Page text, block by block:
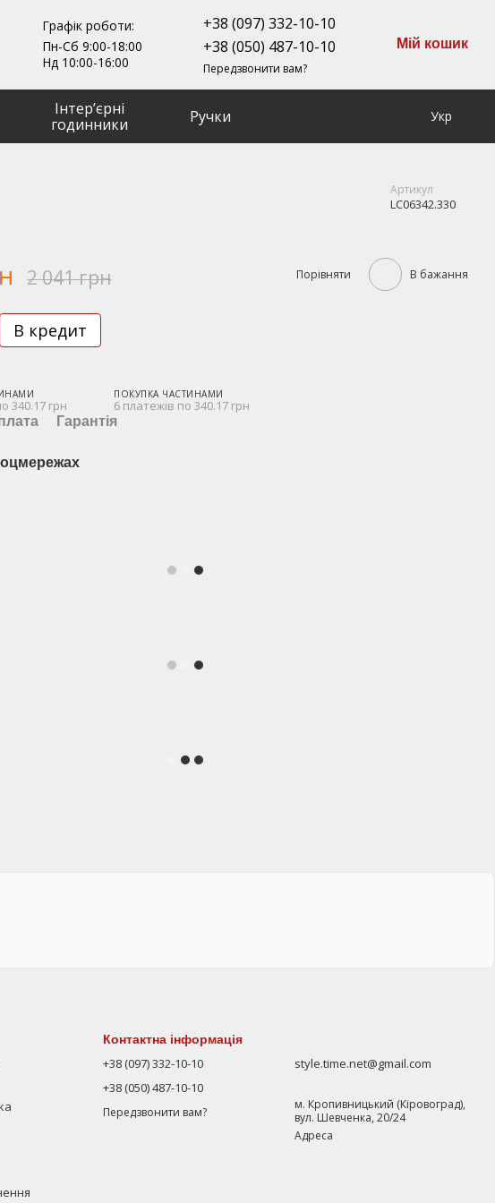
Графік роботи:
Пн-Сб 9:00-18:00
Нд 10:00-16:00
+38 (097) 332-10-10
+38 (050) 487-10-10
Передзвонити вам?
Мій кошик
Інтерʼєрні
годинники
Ручки Укр
Артикул
LC06342.330
2 041 грн Порівняти В бажання
В кредит
340.17 грн
ПОКУПКА ЧАСТИНАМИ
6 платежів по 340.17 грн
Гарантія
Контактна інформація
+38 (097) 332-10-10
+38 (050) 487-10-10
Передзвонити вам?
style.time.net@gmail.com
м. Кропивницький (Кіровоград),
вул. Шевченка, 20/24
Адреса